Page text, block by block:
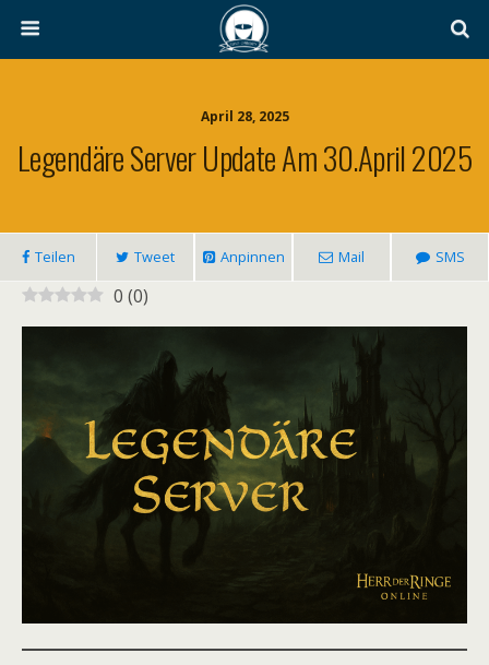
April 28, 2025
Legendäre Server Update Am 30.April 2025
Teilen Tweet Anpinnen Mail SMS
0 (0)